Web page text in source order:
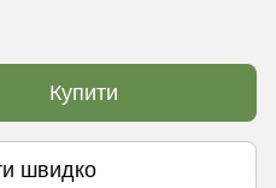
Купити
швидко